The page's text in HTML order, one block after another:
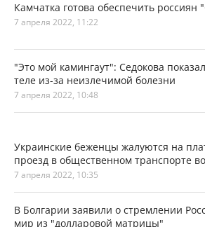
Камчатка готова обеспечить россиян
7 апреля 2022, 11:22
"Это мой камингаут": Седокова
теле из-за неизлечимой болезни
7 апреля 2022, 10:48
Украинские беженцы жалуются на
проезд в общественном транспорте
7 апреля 2022, 10:35
В Болгарии заявили о стремлении
мир из "долларовой матрицы"